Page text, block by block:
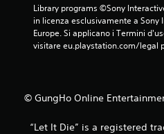
Library programs ©Sony
in licenza esclusivamente a
Europe. Si applicano i Termini
visitare eu.playstation.com/legal
© GungHo Online
“Let It Die” is a registered